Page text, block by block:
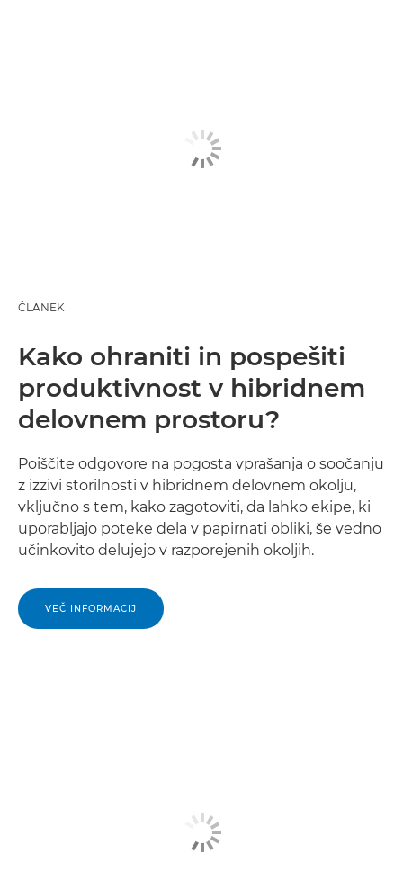
ČLANEK
Kako ohraniti in pospešiti
produktivnost v hibridnem
delovnem prostoru?
Poiščite odgovore na pogosta vprašanja o soočanju
z izzivi storilnosti v hibridnem delovnem okolju,
vključno s tem, kako zagotoviti, da lahko ekipe, ki
uporabljajo poteke dela v papirnati obliki, še vedno
učinkovito delujejo v razporejenih okoljih.
VEČ INFORMACIJ